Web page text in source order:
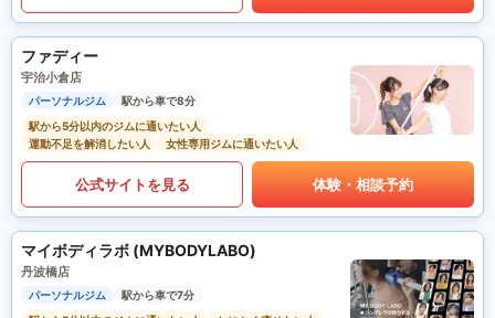
ファディー
宇治小倉店
パーソナルジム
駅から車で8分
駅から5分以内のジムに通いたい人
運動不足を解消したい人
女性専用ジムに通いたい人
公式サイトを見る 体験・相談予約
マイボディラボ (MYBODYLABO)
丹波橋店
パーソナルジム
駅から車で7分